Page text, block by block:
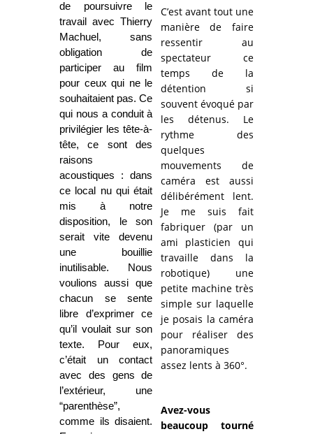
de poursuivre le
travail avec Thierry
Machuel, sans
obligation de
participer au film
pour ceux qui ne le
souhaitaient pas. Ce
qui nous a conduit à
privilégier les tête-à-
tête, ce sont des
raisons
acoustiques : dans
ce local nu qui était
mis à notre
disposition, le son
serait vite devenu
une bouillie
inutilisable. Nous
voulions aussi que
chacun se sente
libre d’exprimer ce
qu’il voulait sur son
texte. Pour eux,
c’était un contact
avec des gens de
l’extérieur, une
“parenthèse”,
comme ils disaient.
C’est avant tout une
manière de faire
ressentir au
spectateur ce
temps de la
détention si
souvent évoqué par
les détenus. Le
rythme des
quelques
mouvements de
caméra est aussi
délibérément lent.
Je me suis fait
fabriquer (par un
ami plasticien qui
travaille dans la
robotique) une
petite machine très
simple sur laquelle
je posais la caméra
pour réaliser des
panoramiques
assez lents à 360°.
Avez-vous
beaucoup tourné